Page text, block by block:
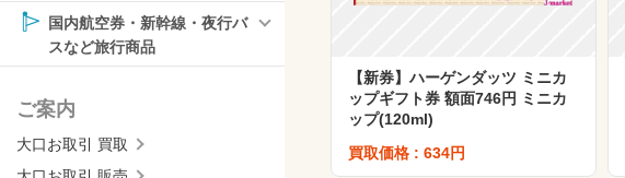
国内航空券・新幹線・夜行バ
スなど旅行商品
ご案内
大口お取引 買取
【新券】ハーゲンダッツ ミニカ
ップギフト券 額面746円 ミニカ
ップ(120ml)
買取価格 : 634円